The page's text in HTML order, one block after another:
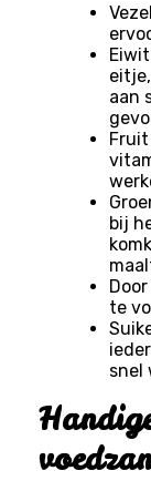
aan
bij
te
snel